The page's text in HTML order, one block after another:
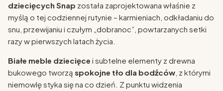
dziecięcych Snap została zaprojektowana właśnie z
myślą o tej codziennej rutynie – karmieniach, odkładaniu do
snu, przewijaniu i czułym „dobranoc”, powtarzanych setki
razy w pierwszych latach życia.
Białe meble dziecięce i subtelne elementy z drewna
bukowego tworzą spokojne tło dla bodźców , z którymi
niemowlę styka się na co dzień. Z punktu widzenia